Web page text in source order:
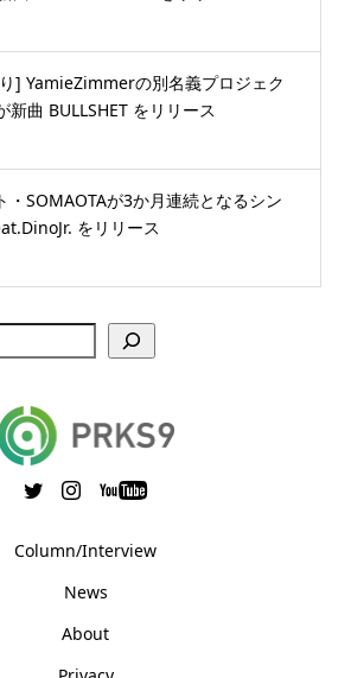
] YamieZimmerの別名義プロジェク
新曲 BULLSHET をリリース
・SOMAOTAが3か月連続となるシン
をリリース
Column/Interview
News
About